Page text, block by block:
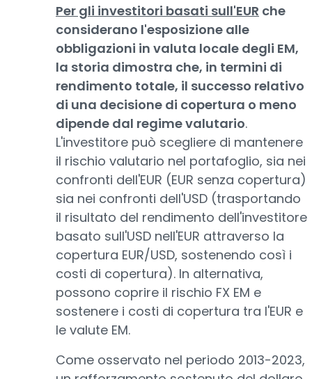
Per gli investitori basati sull'EUR che
considerano l'esposizione alle
obbligazioni in valuta locale degli EM,
la storia dimostra che, in termini di
rendimento totale, il successo relativo
di una decisione di copertura o meno
dipende dal regime valutario.
L'investitore può scegliere di mantenere
il rischio valutario nel portafoglio, sia nei
confronti dell'EUR (EUR senza copertura)
sia nei confronti dell'USD (trasportando
il risultato del rendimento dell'investitore
basato sull'USD nell'EUR attraverso la
copertura EUR/USD, sostenendo così i
costi di copertura). In alternativa,
possono coprire il rischio FX EM e
sostenere i costi di copertura tra l'EUR e
le valute EM.
Come osservato nel periodo 2013-2023,